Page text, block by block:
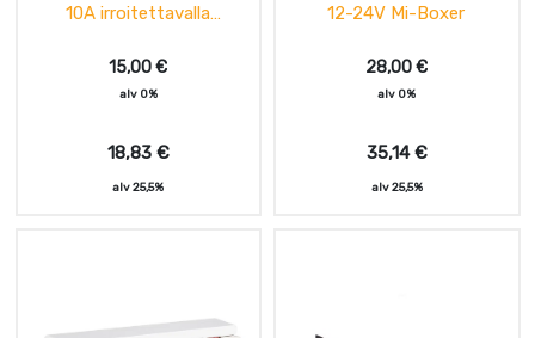
10A irroitettavalla
15,00€
alv 0%
18,83€
alv 25,5%
12-24V Mi-Boxer
28,00€
alv 0%
35,14€
alv 25,5%